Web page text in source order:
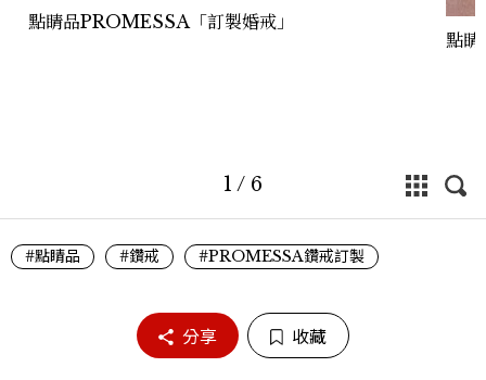
點睛品PROMESSA「訂製婚戒」
點
1 / 6
#點睛品 #鑽戒 #PROMESSA鑽戒訂製
分享 收藏